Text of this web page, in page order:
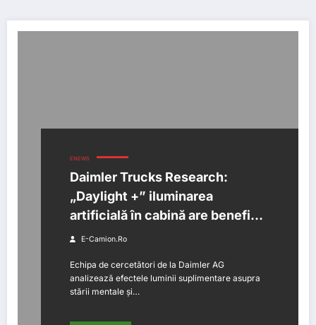
ENEWS
Daimler Trucks Research:
„Daylight +” iluminarea
artificială în cabină are beneficii
măsurabile pentru șoferii de
E-Camion.ro
Echipa de cercetători de la Daimler AG
analizează efectele luminii suplimentare asupra
stării mentale și…